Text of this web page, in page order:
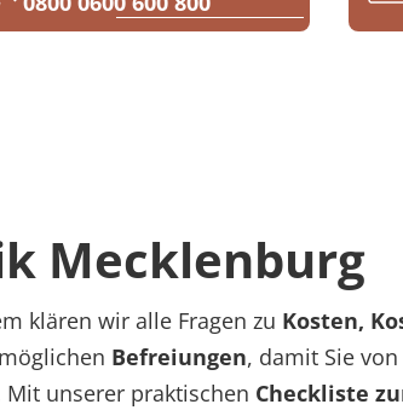
Mecklenburg
klären wir alle Fragen zu Kosten,
Befreiungen, damit Sie
Mit unserer praktischen Checkliste